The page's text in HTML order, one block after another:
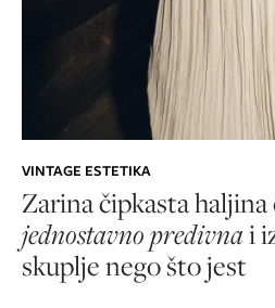
VINTAGE ESTETIKA
Zarina čipkasta
jednostavno predivnai
skuplje nego što jest